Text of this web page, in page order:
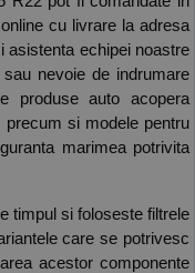
cu livrare la adresa
asistenta echipei noastre
nevoie de indrumare
produse auto acopera
precum si modele pentru
marimea potrivita
care se potrivesc
acestor componente